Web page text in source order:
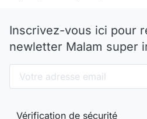
Inscrivez-vous ici pour
newletter Malam super
Vérification de sécurité